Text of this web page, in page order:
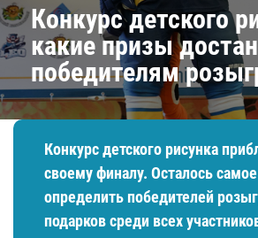
Конкурс детского
какие призы
победителям
Конкурс детского рисунка
своему финалу. Осталось
определить победителей
подарков среди всех